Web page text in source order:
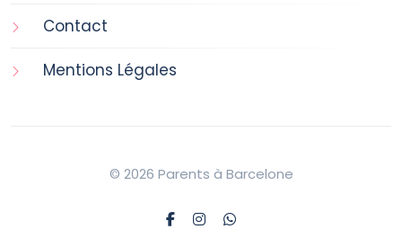
Contact
Mentions Légales
© 2026 Parents à Barcelone